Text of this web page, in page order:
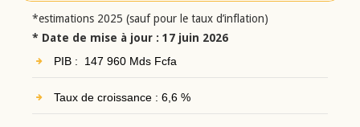
*estimations 2025 (sauf pour le taux d’inflation)
* Date de mise à jour : 17 juin 2026
PIB : 147 960 Mds Fcfa
Taux de croissance : 6,6 %